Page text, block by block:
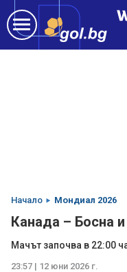
Начало Мондиал 2026
Канада – Босна
Мачът започва в 22:00
23:57 | 12 юни 2026 г.